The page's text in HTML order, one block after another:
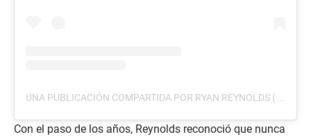
UNA PUBLICACIÓN COMPARTIDA POR RYAN REYNOLDS (@VANCITYREYNOLDS)
Con el paso de los años, Reynolds reconoció que nunca